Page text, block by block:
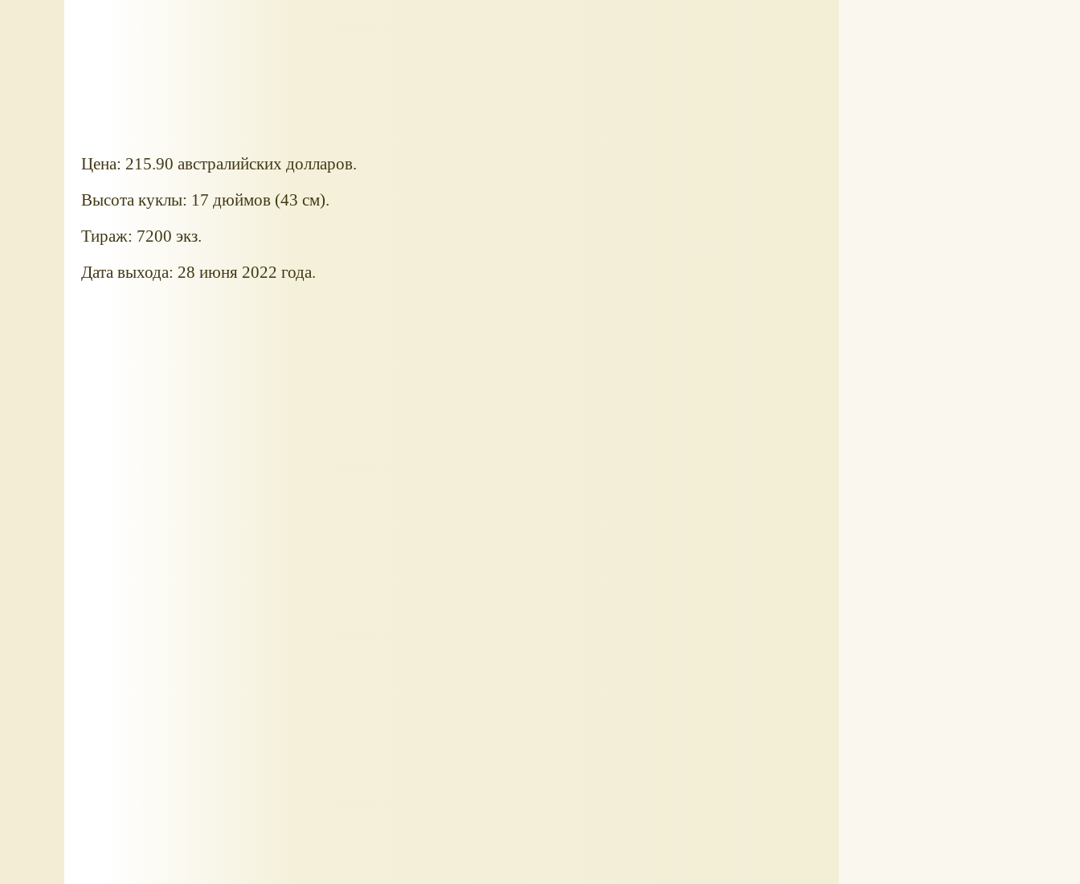
Цена: 215.90 австралийских долларов.
Высота куклы: 17 дюймов (43 см).
Тираж: 7200 экз.
Дата выхода: 28 июня 2022 года.